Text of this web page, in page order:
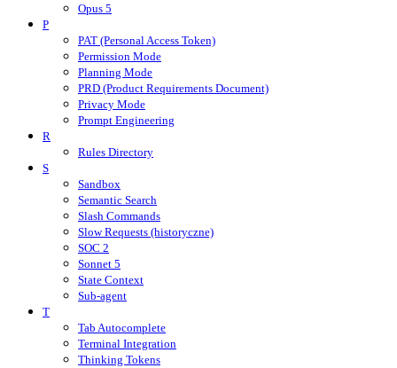
Opus 5
P
PAT (Personal Access Token)
Permission Mode
Planning Mode
PRD (Product Requirements Document)
Privacy Mode
Prompt Engineering
R
Rules Directory
S
Sandbox
Semantic Search
Slash Commands
Slow Requests (historyczne)
SOC 2
Sonnet 5
State Context
Sub-agent
T
Tab Autocomplete
Terminal Integration
Thinking Tokens